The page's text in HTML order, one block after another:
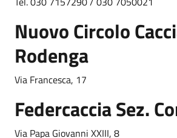
Nuovo Circolo
Rodenga
Via Francesca, 17
Federcaccia Sez.
Via Papa Giovanni XXIII, 8